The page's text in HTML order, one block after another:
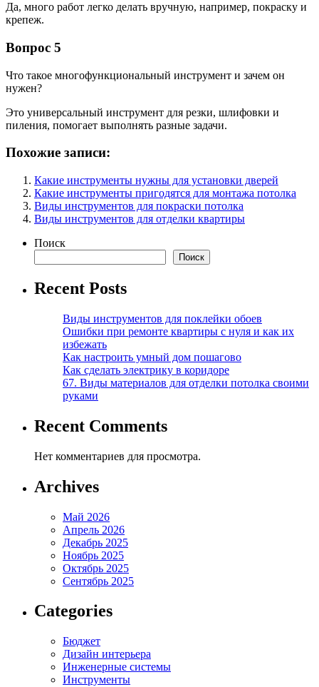
Да, много работ легко делать вручную, например, покраску и
крепеж.
Вопрос 5
Что такое многофункциональный инструмент и зачем он
нужен?
Это универсальный инструмент для резки, шлифовки и
пиления, помогает выполнять разные задачи.
Похожие записи:
Какие инструменты нужны для установки дверей
Какие инструменты пригодятся для монтажа потолка
Виды инструментов для покраски потолка
Виды инструментов для отделки квартиры
Поиск
Поиск
Recent Posts
Виды инструментов для поклейки обоев
Ошибки при ремонте квартиры с нуля и как их
избежать
Как настроить умный дом пошагово
Как сделать электрику в коридоре
67. Виды материалов для отделки потолка своими
руками
Recent Comments
Нет комментариев для просмотра.
Archives
Май 2026
Апрель 2026
Декабрь 2025
Ноябрь 2025
Октябрь 2025
Сентябрь 2025
Categories
Бюджет
Дизайн интерьера
Инженерные системы
Инструменты